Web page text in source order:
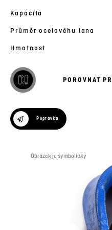
Obrázek je symbolický
Kapacita
Průměr ocelovéhu lana
Hmotnost
POROVNAT
Poptávka